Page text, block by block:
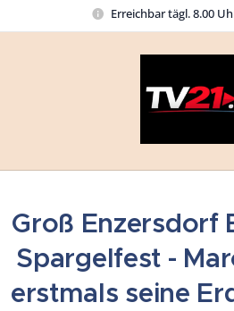
Erreichbar tägl. 8.00
Groß Enzersdorf
Spargelfest -
erstmals seine